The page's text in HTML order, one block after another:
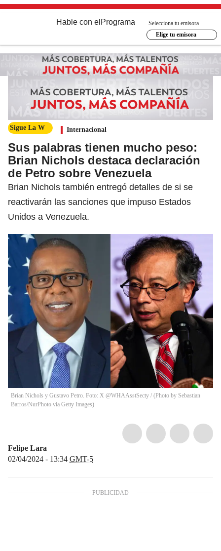
Hable con el Programa
Selecciona tu emisora
Elige tu emisora
Sigue La W Internacional
Sus palabras tienen mucho peso:
Brian Nichols destaca declaración
de Petro sobre Venezuela
Brian Nichols también entregó detalles de si se
reactivarán las sanciones que impuso Estados
Unidos a Venezuela.
Brian Nichols y Gustavo Petro. Foto: X @WHAAsstSecty / (Photo by Sebastian
Barros/NurPhoto via Getty Images)
Felipe Lara
02/04/2024 - 13:34 GMT-5